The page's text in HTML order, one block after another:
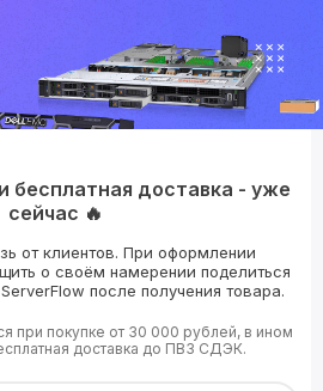
бесплатная доставка - уже
сейчас 🔥
от клиентов. При оформлении
о своём намерении поделиться
после получения товара.
при покупке от 30 000 рублей, в ином
доставка до ПВЗ СДЭК.